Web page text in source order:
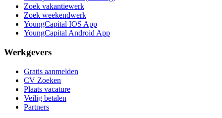
Zoek vakantiewerk
Zoek weekendwerk
YoungCapital IOS App
YoungCapital Android App
Werkgevers
Gratis aanmelden
CV Zoeken
Plaats vacature
Veilig betalen
Partners